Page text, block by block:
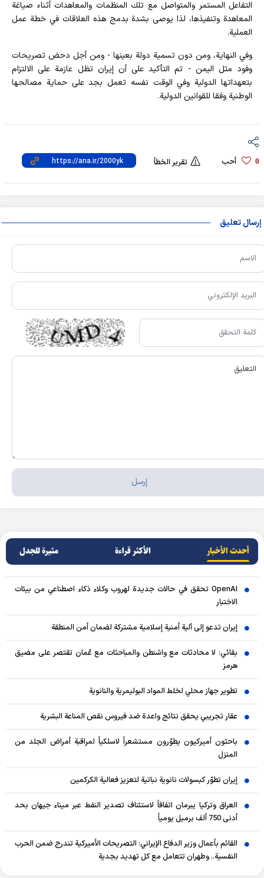
التفاعل المستمر والمتواصل مع تلك المنظمات والمعاهدات أثناء صياغة
المعاهدة وتنفيذها، لذا يوصى بشدة بدمج هذه العلاقات في خطة عمل
العملية.
وفي النهاية، ومن دون تسمية دولة بعينها - ومن أجل دحض تصريحات
وفود مثل اليمن - تم التأكيد على أن إيران تظل عازمة على الالتزام
بتعهداتها الدولية وفي الوقت نفسه تعمل بجد على حماية مصالحها
الوطنية وفقا للقوانين الدولية.
0 أحب تقرير الخطأ
إرسال تعليق
أحدث الأخبار الأکثر قراءة مثيرة للجدل
OpenAI تحقق في حالات جديدة لهروب وكلاء ذكاء اصطناعي من بيئات
الاختبار
إيران تدعو إلى آلية أمنية إسلامية مشتركة لضمان أمن المنطقة
بقائي: لا محادثات مع واشنطن والمباحثات مع عُمان تقتصر على مضيق
هرمز
تطوير جهاز محلي لخلط المواد البوليمرية والنانوية
عقار تجريبي يحقق نتائج واعدة ضد فيروس نقص المناعة البشرية
باحثون أميركيون يطوّرون مستشعراً لاسلكياً لمراقبة أمراض الجلد من
المنزل
إيران تطوّر كبسولات نانوية نباتية لتعزيز فعالية الكركمين
العراق وتركيا يبرمان اتفاقاً لاستئناف تصدير النفط عبر ميناء جيهان بحد
أدنى 750 ألف برميل يومياً
القائم بأعمال وزير الدفاع الإيراني: التصريحات الأميركية تندرج ضمن الحرب
النفسية.. وطهران تتعامل مع كل تهديد بجدية